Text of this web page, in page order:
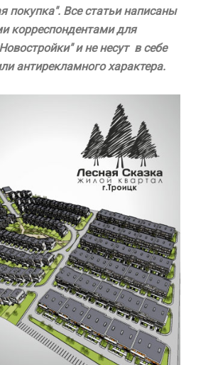
покупка". Все статьи написаны
корреспондентами для
и не несут в себе
антирекламного характера.